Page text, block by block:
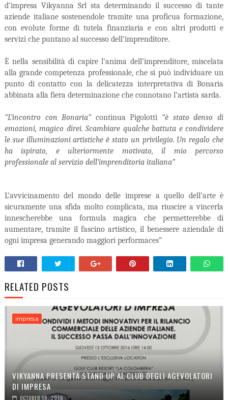
d’impresa Vikyanna Srl sta determinando il successo di tante
aziende italiane sostenendole tramite una proficua formazione,
con evolute forme di tutela finanziaria e con altri prodotti e
servizi che puntano al successo dell’imprenditore.
È nella sensibilità di capire l’anima dell’imprenditore, miscelata
alla grande competenza professionale, che si può individuare un
punto di contatto con la delicatezza interpretativa diBonaria
abbinata alla fiera determinazione che connotano l’artista sarda.
“L’incontro con Bonaria” continua Pigolotti “è stato denso di
emozioni, magico direi. Scambiare qualche battuta e condividere
le sue illuminazioni artistiche è stato un privilegio. Un regalo che
ha ispirato, e ulteriormente motivato, il mio percorso
professionale al servizio dell’imprenditoria italiana”
L’avvicinamento del mondo delle imprese a quello dell’arte è
sicuramente una sfida molto complicata, ma riuscire a vincerla
innescherebbe una formula magica che permetterebbe di
aumentare, tramite il fascino artistico, il benessere aziendale di
ogni impresa generando maggiori performaces”
RELATED POSTS
impresa
VIKYANNA PRESENTA STAND UP AL CLUB DEGLI AGEVOLATORI
DI IMPRESA
OCTOBER 19, 2016